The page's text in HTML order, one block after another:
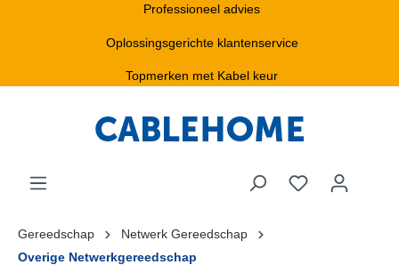
Professioneel advies
Oplossingsgerichte klantenservice
Topmerken met Kabel keur
Gereedschap
Netwerk Gereedschap
Overige Netwerkgereedschap